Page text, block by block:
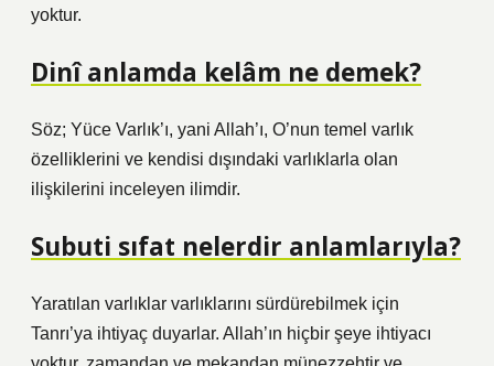
yoktur.
Dinî anlamda kelâm ne demek?
Söz; Yüce Varlık’ı, yani Allah’ı, O’nun temel varlık
özelliklerini ve kendisi dışındaki varlıklarla olan
ilişkilerini inceleyen ilimdir.
Subuti sıfat nelerdir anlamlarıyla?
Yaratılan varlıklar varlıklarını sürdürebilmek için
Tanrı’ya ihtiyaç duyarlar. Allah’ın hiçbir şeye ihtiyacı